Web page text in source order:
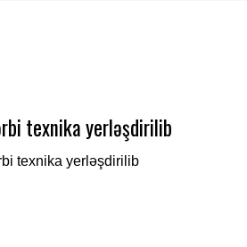
texnika yerləşdirilib